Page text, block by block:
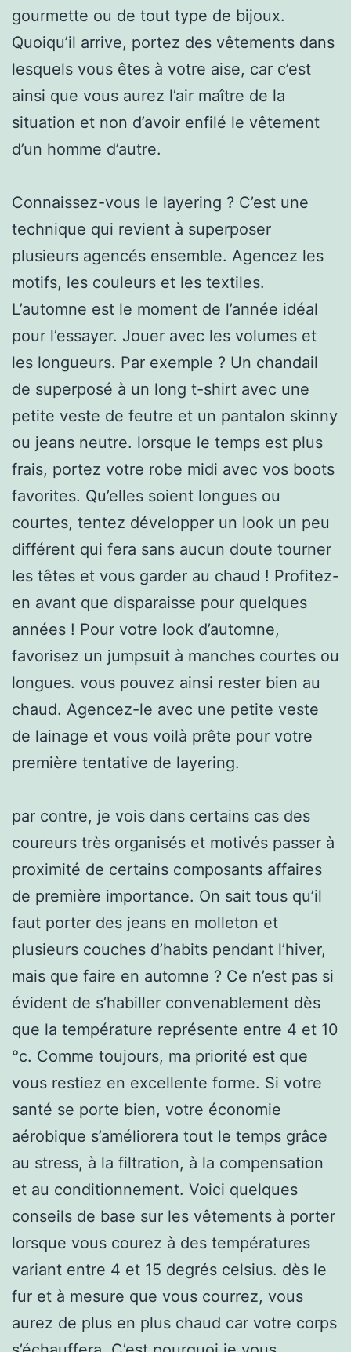
gourmette ou de tout type de bijoux.
Quoiqu’il arrive, portez des vêtements dans
lesquels vous êtes à votre aise, car c’est
ainsi que vous aurez l’air maître de la
situation et non d’avoir enfilé le vêtement
d’un homme d’autre.
Connaissez-vous le layering ? C’est une
technique qui revient à superposer
plusieurs agencés ensemble. Agencez les
motifs, les couleurs et les textiles.
L’automne est le moment de l’année idéal
pour l’essayer. Jouer avec les volumes et
les longueurs. Par exemple ? Un chandail
de superposé à un long t-shirt avec une
petite veste de feutre et un pantalon skinny
ou jeans neutre. lorsque le temps est plus
frais, portez votre robe midi avec vos boots
favorites. Qu’elles soient longues ou
courtes, tentez développer un look un peu
différent qui fera sans aucun doute tourner
les têtes et vous garder au chaud ! Profitez-
en avant que disparaisse pour quelques
années ! Pour votre look d’automne,
favorisez un jumpsuit à manches courtes ou
longues. vous pouvez ainsi rester bien au
chaud. Agencez-le avec une petite veste
de lainage et vous voilà prête pour votre
première tentative de layering.
par contre, je vois dans certains cas des
coureurs très organisés et motivés passer à
proximité de certains composants affaires
de première importance. On sait tous qu’il
faut porter des jeans en molleton et
plusieurs couches d’habits pendant l’hiver,
mais que faire en automne ? Ce n’est pas si
évident de s’habiller convenablement dès
que la température représente entre 4 et 10
°c. Comme toujours, ma priorité est que
vous restiez en excellente forme. Si votre
santé se porte bien, votre économie
aérobique s’améliorera tout le temps grâce
au stress, à la filtration, à la compensation
et au conditionnement. Voici quelques
conseils de base sur les vêtements à porter
lorsque vous courez à des températures
variant entre 4 et 15 degrés celsius. dès le
fur et à mesure que vous courrez, vous
aurez de plus en plus chaud car votre corps